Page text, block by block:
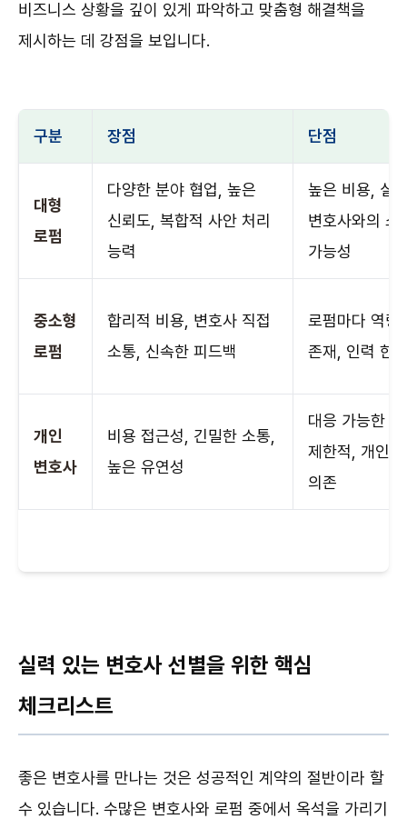
비즈니스 상황을 깊이 있게 파악하고 맞춤형 해결책을
제시하는 데 강점을 보입니다.
구분 장점 단점
대형
로펌
다양한 분야 협업, 높은
신뢰도, 복합적 사안 처리
능력
높은 비용, 실
변호사와의 소
가능성
중소형
로펌
합리적 비용, 변호사 직접
소통, 신속한 피드백
로펌마다 역량
존재, 인력 한
개인
변호사
비용 접근성, 긴밀한 소통,
높은 유연성
대응 가능한
제한적, 개인
의존
실력 있는 변호사 선별을 위한 핵심
체크리스트
좋은 변호사를 만나는 것은 성공적인 계약의 절반이라 할
수 있습니다. 수많은 변호사와 로펌 중에서 옥석을 가리기